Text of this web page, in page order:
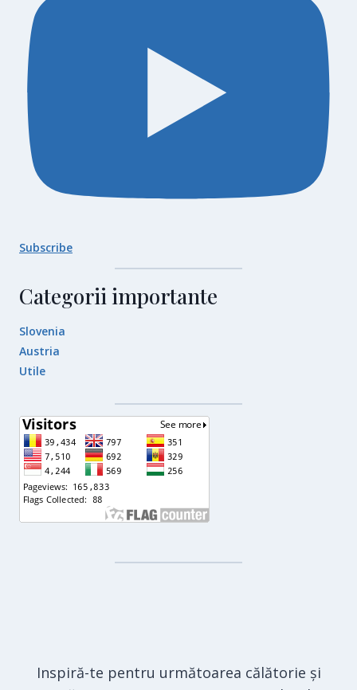
Subscribe
Categorii importante
Slovenia
Austria
Utile
Inspiră-te pentru următoarea călătorie și